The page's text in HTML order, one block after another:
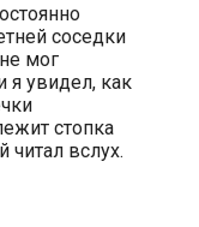
соседки
мог
я увидел, как
стопка
читал вслух.